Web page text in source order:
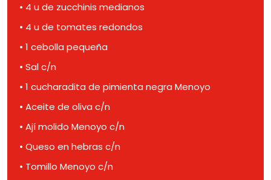
• 4 u de zucchinis medianos
• 4 u de tomates redondos
• 1 cebolla pequeña
• Sal c/n
• 1 cucharadita de pimienta negra Menoyo
• Aceite de oliva c/n
• Ají molido Menoyo c/n
• Queso en hebras c/n
• Tomillo Menoyo c/n